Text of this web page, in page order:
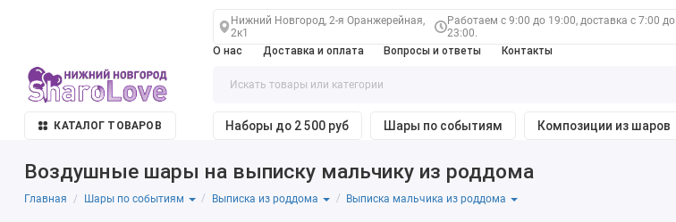
Нижний Новгород, 2-я Оранжерейная,
2к1
Работаем с 9:00 до 19:00, доставка с 7:00 до
23:00.
О нас
Доставка и оплата Вопросы и ответы Контакты
КАТАЛОГ ТОВАРОВ Наборы до 2 500 руб Шары по событиям Композиции из шаров
Воздушные шары на выписку мальчику из роддома
Главная Шары по событиям Выписка из роддома Выписка мальчика из роддома